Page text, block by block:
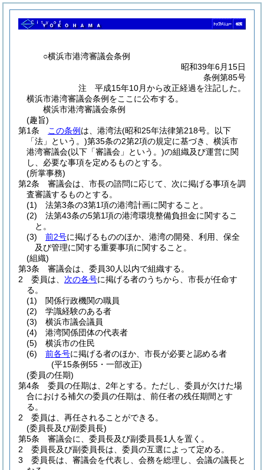
○横浜市港湾審議会条例
昭和39年6月15日
条例第85号
注 平成15年10月から改正経過を注記した。
横浜市港湾審議会条例をここに公布する。
横浜市港湾審議会条例
(趣旨)
第1条
この条例 は、港湾法(昭和25年法律第218号。以下
「法」という。)第35条の2第2項の規定に基づき、横浜市
港湾審議会(以下「審議会」という。)の組織及び運営に関
し、必要な事項を定めるものとする。
(所掌事務)
第2条
審議会は、市長の諮問に応じて、次に掲げる事項を調
査審議するものとする。
(1)
法第3条の3第1項の港湾計画に関すること。
(2)
法第43条の5第1項の港湾環境整備負担金に関するこ
と。
(3)
前2号に掲げるもののほか、港湾の開発、利用、保全
及び管理に関する重要事項に関すること。
(組織)
第3条
審議会は、委員30人以内で組織する。
2
委員は、 次の各号に掲げる者のうちから、市長が任命す
る。
(1)
関係行政機関の職員
(2)
学識経験のある者
(3)
横浜市議会議員
(4)
港湾関係団体の代表者
(5)
横浜市の住民
(6)
前各号に掲げる者のほか、市長が必要と認める者
(平15条例55・一部改正)
(委員の任期)
第4条
委員の任期は、2年とする。 ただし、委員が欠けた場
合における補欠の委員の任期は、前任者の残任期間とす
る。
2
委員は、再任されることができる。
(委員長及び副委員長)
第5条
審議会に、委員長及び副委員長1人を置く。
2
委員長及び副委員長は、委員の互選によって定める。
3
委員長は、審議会を代表し、会務を総理し、会議の議長と